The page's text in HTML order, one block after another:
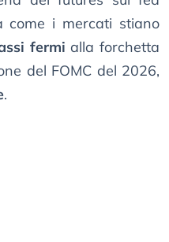
come i mercati stiano
fermi alla forchetta
del FOMC del 2026,
.